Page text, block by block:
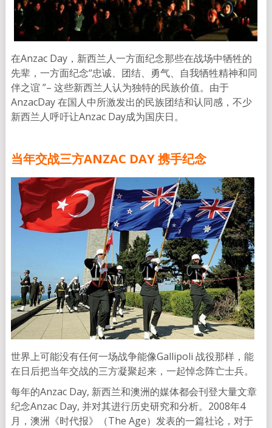
在Anzac Day，新西兰人一方面纪念那些在战场中牺牲的
先辈，一方面纪念“忠诚、团结、勇气、自我牺牲精神和同
伴之谊 ”– 这些新西兰人认为独特的民族价值。由于
AnzacDay 在国人中所激发出的民族团结和认同感，不少
新西兰人呼吁让Anzac Day成为国庆日。
当年交战三方ANZAC DAY 携手纪念
世界上可能没有任何一场战争能像Gallipoli 战役那样，能
在日后把当年交战的三方凝聚起来，一起悼念阵亡士兵。
每年的Anzac Day, 新西兰和澳洲的媒体都会刊登大量文章
纪念Anzac Day, 并对其进行历史研究和分析。2008年4
月，澳洲《时代报》（The Age）发表的一篇社论，对于